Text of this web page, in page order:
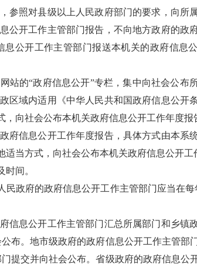
参照对县级以上人民政府部门的要求，向所
公开工作主管部门报告，不向地方政府的政
公开工作主管部门报送本机关的政府信息
站的“政府信息公开”专栏，集中向社会公布
区域内适用《中华人民共和国政府信息公开
向社会公布本机关政府信息公开工作年度报
府信息公开工作年度报告，具体方式由本系
当方式，向社会公布本机关政府信息公开工
间。
政府的政府信息公开工作主管部门应当在每
信息公开工作主管部门汇总所属部门和乡镇
布。地市级政府的政府信息公开工作主管部
提交并向社会公布。省级政府的政府信息公